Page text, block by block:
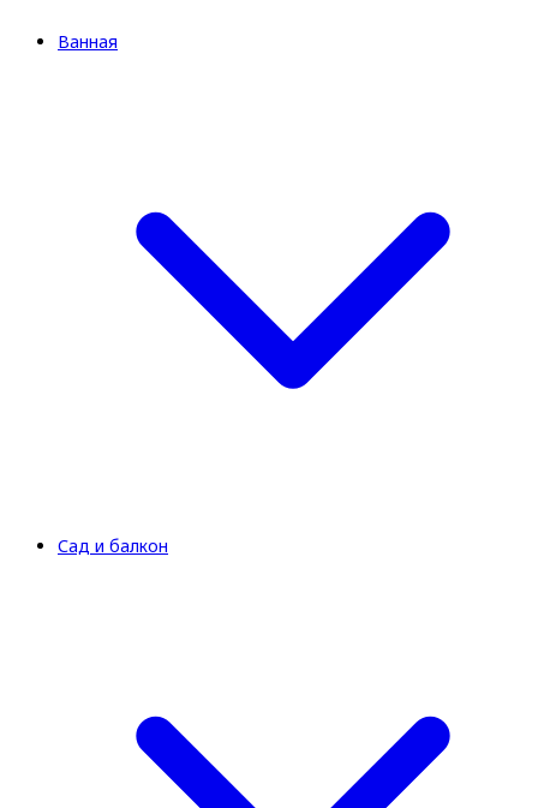
Ванная
Сад и балкон